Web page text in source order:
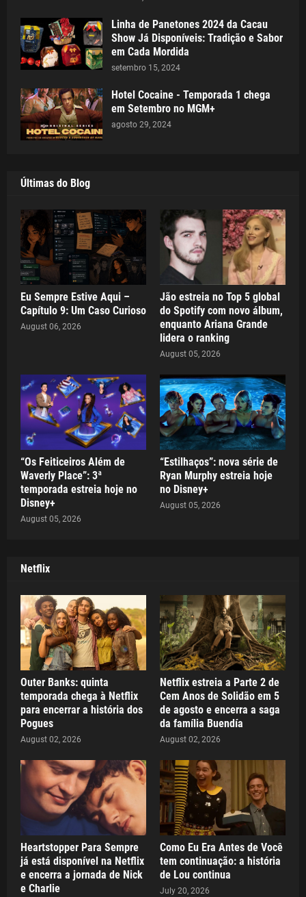
Linha de Panetones 2024 da Cacau
Show Já Disponíveis: Tradição e Sabor
em Cada Mordida
setembro 15, 2024
Hotel Cocaine - Temporada 1 chega
em Setembro no MGM+
agosto 29, 2024
Últimas do Blog
Eu Sempre Estive Aqui –
Capítulo 9: Um Caso Curioso
August 06, 2026
Jão estreia no Top 5 global
do Spotify com novo álbum,
enquanto Ariana Grande
lidera o ranking
August 05, 2026
“Os Feiticeiros Além de
Waverly Place”: 3ª
temporada estreia hoje no
Disney+
August 05, 2026
“Estilhaços”: nova série de
Ryan Murphy estreia hoje
no Disney+
August 05, 2026
Netflix
Outer Banks: quinta
temporada chega à Netflix
para encerrar a história dos
Pogues
August 02, 2026
Netflix estreia a Parte 2 de
Cem Anos de Solidão em 5
de agosto e encerra a saga
da família Buendía
August 02, 2026
Heartstopper Para Sempre
já está disponível na Netflix
e encerra a jornada de Nick
e Charlie
Como Eu Era Antes de Você
tem continuação: a história
de Lou continua
July 20, 2026